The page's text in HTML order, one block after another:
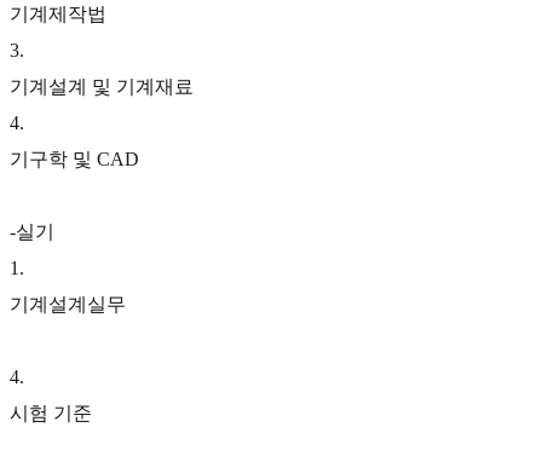
기계제작법
3.
기계설계 및 기계재료
4.
기구학 및 CAD
-실기
1 .
기계설계실무
4.
시험 기준